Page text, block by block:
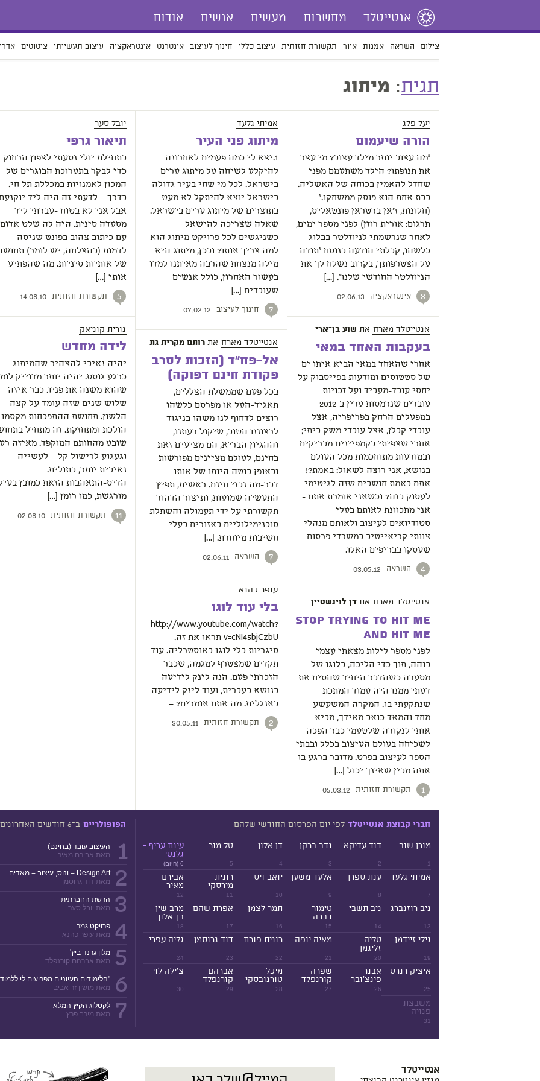
אנטייטלד מחשבות מעשים אנשים אודות
צילום השראה אמנות איור תקשורת חזותית עיצוב כללי חינוך לעיצוב אינטרנט אינטראקציה עיצוב תעשייתי ציטוטים
תגית: מיתוג
יעל פלג
הורה שיעמום
“מה עצוב יותר מילד עצוב? מי עצר
את תנופתו? הילד משתעמם מפני
שחדל להאמין בכוחה של האשליה.
בבת אחת הוא פוסק ממשחקו.”
(חלונות, ז’אן ברטראן פונטאליס,
תרגום: אורית רוזן) לפני מספר ימים,
לאחר שנרשמתי לניוזלטר בבלוג
כלשהו, קבלתי הודעה בנוסח “תודה
על הצטרפותך, בקרוב נשלח לך את
הניוזלטר החודשי שלנו”. […]
3 אינטראקציה 02.06.13
אנטייטלד מארח את שוע בן־ארי
בעקבות האחד במאי
אחרי שהאחד במאי הביא איתו ים
של סטטוסים ומודעות בפייסבוק על
יחסי עובד-מעביד ועל זכויות
עובדים שנרמסות עדין ב־2012
במפעלים הרחק בפריפריה, אצל
עובדי קבלן, אצל עובדי משק ביתי;
אחרי שצפיתי בקמפיינים מבריקים
ובמודעות מתוחכמות מכל העולם
בנושא, אני רוצה לשאול: באמת?!
אתם באמת חושבים שזה לגיטימי
לעסוק בזה? וכשאני אומרת אתם -
אני מתכוונת לאותם בעלי
סטודיואים לעיצוב ולאותם מנהלי
צוותי קריאייטיב במשרדי פרסום
שעסקו בבריפים האלו.
4 השראה 03.05.12
אנטייטלד מארח את דן לוינשטיין
Stop Trying to Hit Me
and Hit Me
לפני מספר לילות מצאתי עצמי
בוהה, תוך כדי הליכה, בלוגו של
מסעדה כשהדבר היחיד שהסיח את
דעתי ממנו היה עמוד המתכת
שנתקעתי בו. המקרה המשעשע
מחד והמאד כואב מאידך, מביא
אותי לנקודה שלטעמי כבר הפכה
לשכיחה בעולם העיצוב בכלל ובבתי
הספר לעיצוב בפרט. מדובר ברגע בו
אתה מבין שאינך יכול […]
1 תקשורת חזותית 05.03.12
אמיתי גלעד
מיתוג פני העיר
1.יצא לי כמה פעמים לאחרונה
להיקלע לשיחה על מיתוג ערים
בישראל. לכל מי שחי בעיר גדולה
בישראל יוצא להיתקל לא מעט
בתוצרים של מיתוג ערים בישראל.
שאלה שצריכה להישאל
כשניגשים לכל פרויקט מיתוג הוא
למה צריך אותו? ובכן, מיתוג היא
מילה מנצחת שהרבה מאיתנו למדו
בעשור האחרון, כולל אנשים
שעובדים […]
7 חינוך לעיצוב 07.02.12
אנטייטלד מארח את רותם מקרית גת
אל-פח"ד (הזכות לסרב
פקודת חינם דפוקה)
בכל פעם שממשלת הצללים,
תאגיד-העל או מפרסם כלשהו
רוצים לדחוף לנו משהו בניגוד
לרצוננו הטוב, שיקול דעתנו,
וההגיון הבריא, הם מציעים זאת
בחינם, לעולם מציינים מפורשות
ובאופן בוטה היותו של אותו
דבר-מה נבזי חינם. ראשית, תפיץ
התעשיה שמועות, ותיצור הדהוד
תקשורתי על ידי תעמולה והשתלת
סוכנימילוליים באזורים בעלי
חשיבות מיוחדת. […]
7 השראה 02.06.11
עופר כהנא
בלי עוד לוגו
http://www.youtube.com/watch?
v=cNI45bjCzbU תראו את זה.
סיגריות בלי לוגו באוסטרליה. עוד
תקדים שמצטרף למגמה, שכבר
הזכרתי פעם. הנה לינק לידיעה
בנושא בעברית, ועוד לינק לידיעה
באנגלית. מה אתם אומרים? –
2 תקשורת חזותית 30.05.11
יובל סער
תיאור גרפי
בתחילת יולי נסעתי לצפון הרחוק
כדי לבקר בתערוכת הבוגרים של
המכון לאמנויות במכללת תל חי.
בדרך – לדעתי זה היה ליד
אבל אני לא בטוח -עברתי ליד
מסעדה סינית. היה לה שלט אדום
עם כיתוב צהוב בפונט שניסה
לדמות (בהצלחה, יש לומר)
של אותיות סיניות. מה שהפתיע
אותי […]
5 תקשורת חזותית 14.08.10
נורית קוניאק
לידה מחדש
יהיה נאיבי להצהיר שהמיתוג
כרגע גוסס. יהיה יותר מדוייק
שהוא משנה את פניו. כבר איזה
שלוש שנים שזה עומד על קצה
הלשון. תחושת ההתפכחות מקסמו
הולכת ומתחזקת. זה מתחיל
שובע מהחותם המוקפד. מאיזה
וגעגוע לרישול קל – לעשייה
נאיבית יותר, בתולית.
הדיס-התאהבות הזאת כמובן
מורגשת, כמו רומן […]
11 תקשורת חזותית 02.08.10
חברי קבוצת אנטייטלד לפי יום הפרסום החודשי שלהם
1
מורן שוב
2
דוד עדיקא
3
נדב ברקן
4
דן אלון
5
טל מור
6 (היום)
עינת עריף -
גלנטי
7
אמיתי גלעד
8
ענת ספרן
9
אלעד משען
10
יואב ויס
11
רונית
מירסקי
12
אבירם
מאיר
13
ניב רוזנברג
14
ניב תשבי
15
טימור
דברה
16
תמר לצמן
17
אפרת שהם
18
מרב שין
בן־אלון
19
גילי זיידמן
20
טליה
זליגמן
21
מאיה יופה
22
רונית פורת
23
דוד גרוסמן
24
גליה עפרי
25
איציק רנרט
26
אבנר
פינצ'ובר
27
שפרה
קורנפלד
28
מיכל
טורנובסקי
29
אברהם
קורנפלד
30
צ'ילה לוי
31
משבצת
פנויה
הפופולריים ב־6 חודשים האחרונים
1
העיצוב עובד (בחינם)
מאת אבירם מאיר
2
Design Art = ונוס, עיצוב = מאדים
מאת דוד גרוסמן
3
הרשת החברתית
מאת יובל סער
4
פרויקט גמר
מאת עופר כהנא
5
מלון גרנד ביץ'
מאת אברהם קורנפלד
6
"הלימודים העיוניים מפריעים לי
מאת מושון זר אביב
7
לקטלוג הקיץ המלא
מאת מירב פרץ
אנטייטלד